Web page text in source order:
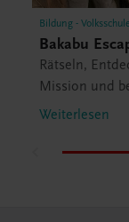
Bildung - Volksschule
Bakabu
Rätseln,
Mission und
Room.
Weiterlesen